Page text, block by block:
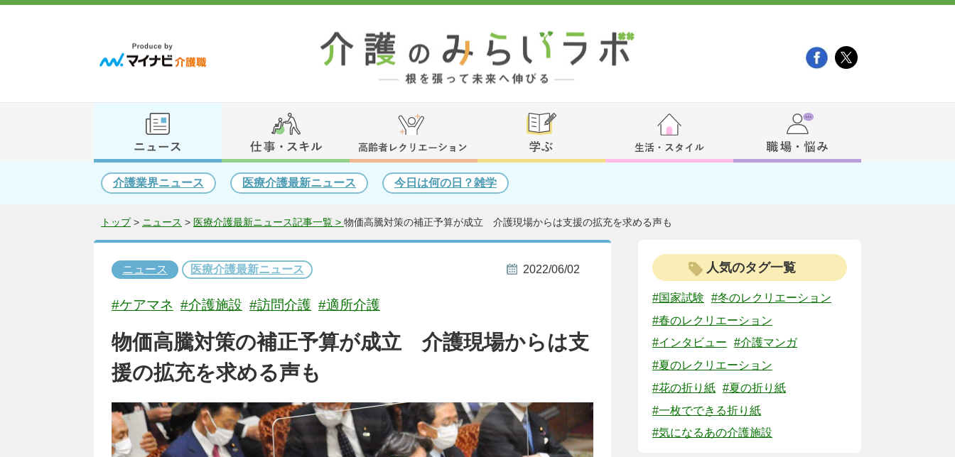
介護業界ニュース 医療介護最新ニュース 今日は何の日？雑学
トップ> ニュース > 医療介護最新ニュース記事一覧 > 物価高騰対策の補正予算が成立 介護現場からは支援の拡充を求める声も
ニュース 医療介護最新ニュース 2022/06/02
#ケアマネ #介護施設 #訪問介護 #適所介護
物価高騰対策の補正予算が成立 介護現場からは支
援の拡充を求める声も
人気のタグ一覧
#国家試験
#冬のレクリエーション
#春のレクリエーション
#インタビュー
#介護マンガ
#夏のレクリエーション
#花の折り紙 #夏の折り紙
#一枚でできる折り紙
#気になるあの介護施設